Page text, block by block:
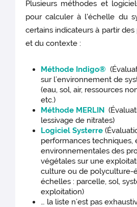
Plusieurs méthodes et
pour calculer à l'échelle du
certains indicateurs à partir
et du contexte :
Méthode Indigo®
sur l’environnement de
(eau, sol, air, ressources
etc.)
Méthode MERLIN
lessivage de nitrates)
Logiciel Systerre
performances techniques,
environnementales des
végétales sur une
culture ou de polyculture-
échelles : parcelle, sol,
exploitation)
… la liste n’est pas